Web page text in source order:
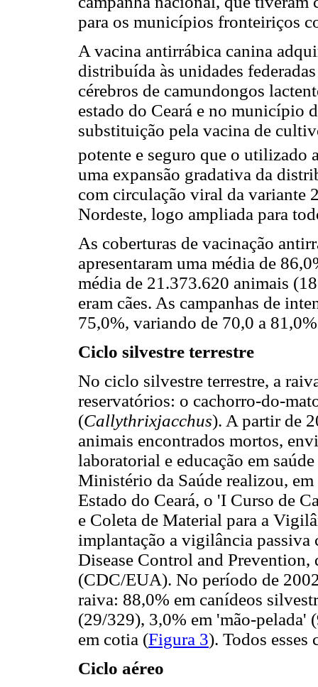
para os municípios fronteiriços
A vacina antirrábica canina
distribuída às unidades
cérebros de camundongos
estado do Ceará e no município
substituição pela vacina de
potente e seguro que o utilizado
uma expansão gradativa da
com circulação viral da variante
Nordeste, logo ampliada para
As coberturas de vacinação
apresentaram uma média de
média de 21.373.620 animais
eram cães. As campanhas de
75,0%, variando de 70,0 a
Ciclo silvestre terrestre
No ciclo silvestre terrestre, a
reservatórios: o cachorro-do-
(Callythrixjacchus). A partir de
animais encontrados mortos,
laboratorial e educação em
Ministério da Saúde realizou, em
Estado do Ceará, o 'I Curso de
e Coleta de Material para a
implantação a vigilância passiva
Disease Control and
(CDC/EUA). No período de
raiva: 88,0% em canídeos
(29/329), 3,0% em 'mão-pelada'
em cotia (Figura 3). Todos esses
Ciclo aéreo